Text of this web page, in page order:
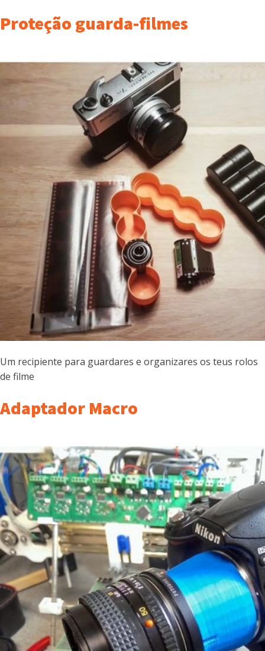
Proteção guarda-filmes
Um recipiente para guardares e organizares os teus rolos
de filme
Adaptador Macro